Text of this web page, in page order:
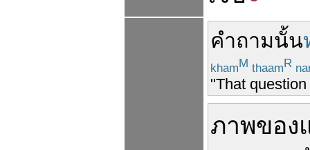
คำถามนั้น
khamM thaamR
"That
ภาพของ